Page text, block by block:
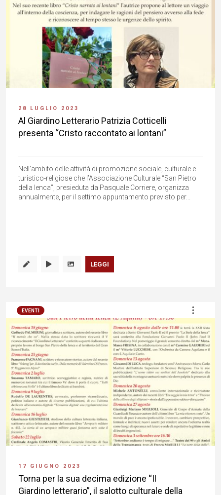
28 LUGLIO 2023
Al Giardino Letterario Patrizia Cotticelli
presenta “Cristo raccontato ai lontani”
Nell’ambito delle attività di promozione sociale, culturale e
turistico-religiose che l’Associazione Culturale “San Pietro
della Ienca”, presieduta da Pasquale Corriere, organizza
annualmente, per il settimo appuntamento previsto per...
LEGGI
EVENTI
17 GIUGNO 2023
Torna per la sua decima edizione “Il
Giardino letterario”, il salotto culturale della